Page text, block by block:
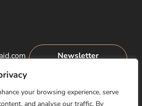
your browsing experience, serve
and analyse our traffic. By
Newsletter